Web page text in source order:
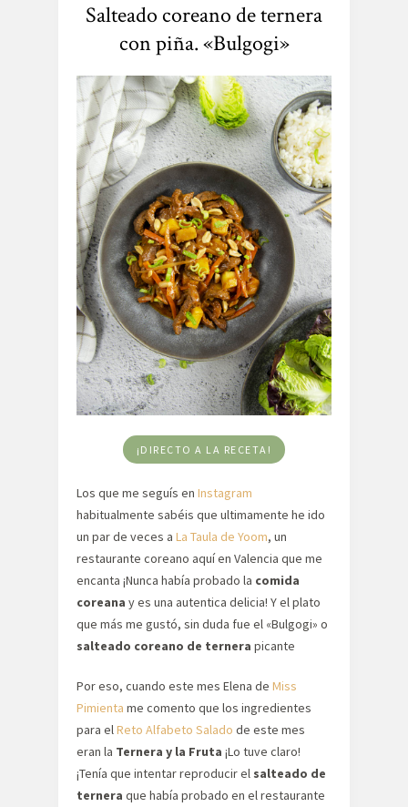
Salteado coreano de ternera
con piña. «Bulgogi»
¡DIRECTO A LA RECETA!
Los que me seguís en Instagram
habitualmente sabéis que ultimamente he ido
un par de veces a La Taula de Yoom, un
restaurante coreano aquí en Valencia que me
encanta ¡Nunca había probado la comida
coreana y es una autentica delicia! Y el plato
que más me gustó, sin duda fue el «Bulgogi» o
salteado coreano de ternera picante
Por eso, cuando este mes Elena de Miss
Pimienta me comento que los ingredientes
para elReto Alfabeto Salado de este mes
eran la Ternera y la Fruta ¡Lo tuve claro!
¡Tenía que intentar reproducir el salteado de
ternera que había probado en el restaurante